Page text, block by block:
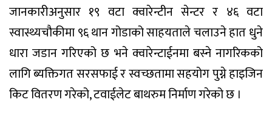
जानकारीअनुसार १९ वटा क्वारेन्टीन सेन्टर र ४६ वटा
स्वास्थ्यचौकीमा ९६ थान गोडाको साहयताले चलाउने हात धुने
धारा जडान गरिएको छ भने क्वारेन्टाईनमा बस्ने नागरिकको
लागि ब्यक्तिगत सरसफाई र स्वच्छतामा सहयोग पुग्ने हाइजिन
किट वितरण गरेको, टवाईलेट बाथरुम निर्माण गरेको छ ।